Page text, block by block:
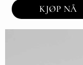
KJØP NÅ